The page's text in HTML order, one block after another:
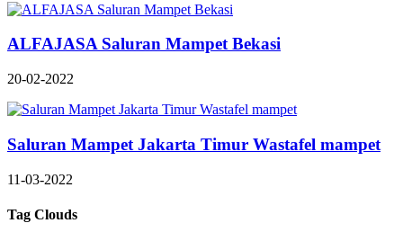
ALFAJASA Saluran Mampet Bekasi
20-02-2022
Saluran Mampet Jakarta Timur Wastafel mampet
11-03-2022
Tag Clouds